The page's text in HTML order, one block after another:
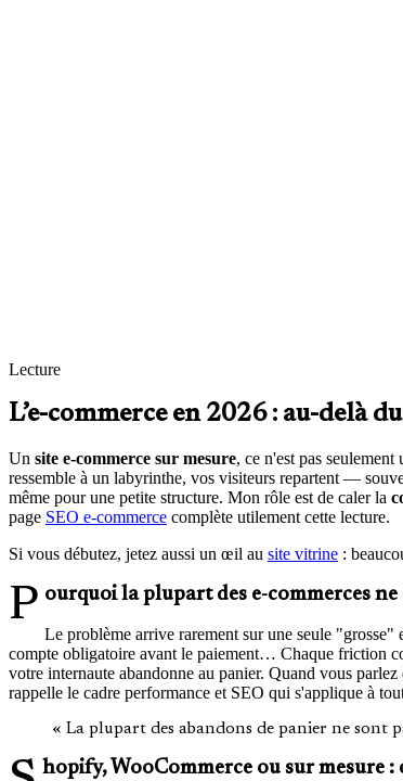
Lecture
L’e-commerce en 2026 : au-delà
Un site e-commerce sur mesure, ce n'est pas
ressemble à un labyrinthe, vos visiteurs repartent —
même pour une petite structure. Mon rôle est de caler la
page SEO e-commerce complète utilement cette lecture.
Si vous débutez, jetez aussi un œil au site vitrine :
Pourquoi la plupart des e-commerces
Le problème arrive rarement sur une seule
compte obligatoire avant le paiement… Chaque friction
votre internaute abandonne au panier. Quand vous parlez
rappelle le cadre performance et SEO qui s'applique à
« La plupart des abandons de panier ne sont
Shopify, WooCommerce ou sur mesure